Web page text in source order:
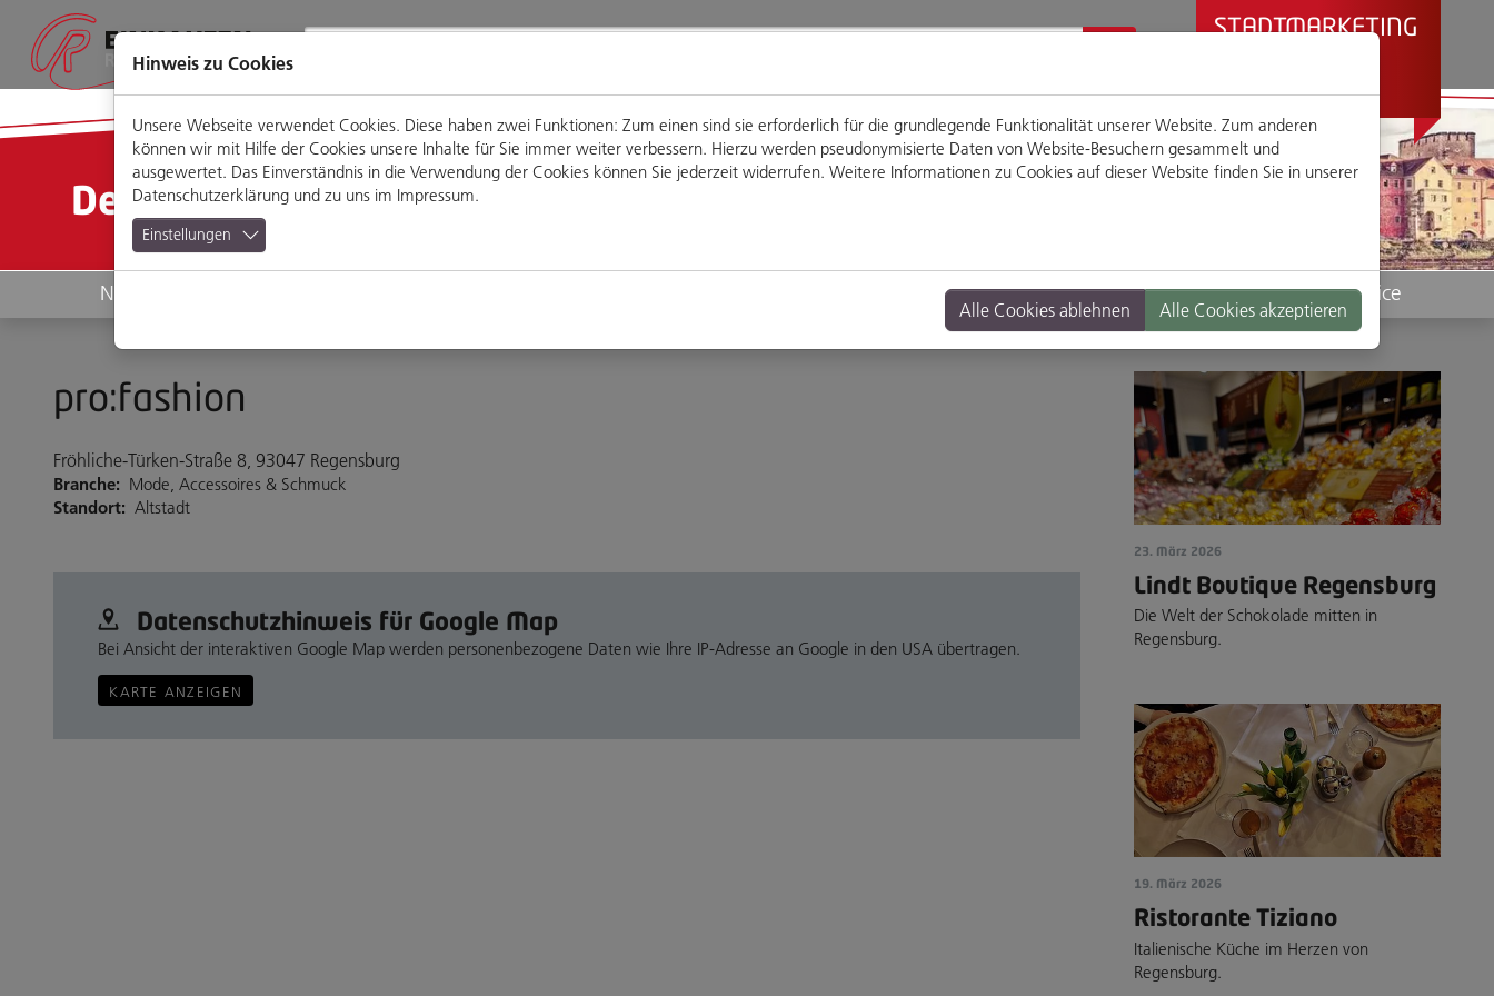
Seiteninhalt
Hauptmenü
Footermenü
Website-
Suche
STADTMARKETING
PRÄSENTIERT
Detailansicht
News Veranstaltungen Standorte Service
pro:fashion
Fröhliche-Türken-Straße 8, 93047 Regensburg
Branche: Mode, Accessoires & Schmuck
Standort: Altstadt
Datenschutz­hinweis für Google Map
Bei Ansicht der interaktiven Google Map werden personenbezogene Daten wie Ihre IP-Adresse an Google in den USA übertragen.
KARTE ANZEIGEN
23. März 2026
Lindt Boutique Regensburg
Die Welt der Schokolade mitten in
Regensburg.
19. März 2026
Ristorante Tiziano
Italienische Küche im Herzen von
Regensburg.
Hinweis zu Cookies
Unsere Webseite verwendet Cookies. Diese haben zwei Funktionen: Zum einen sind sie erforderlich für die grundlegende Funktionalität unserer Website. Zum anderen
können wir mit Hilfe der Cookies unsere Inhalte für Sie immer weiter verbessern. Hierzu werden pseudonymisierte Daten von Website-Besuchern gesammelt und
ausgewertet. Das Einverständnis in die Verwendung der Cookies können Sie jederzeit widerrufen. Weitere Informationen zu Cookies auf dieser Website finden Sie in unserer
Datenschutzerklärung und zu uns im Impressum.
Einstellungen
Alle Cookies ablehnen Alle Cookies akzeptieren